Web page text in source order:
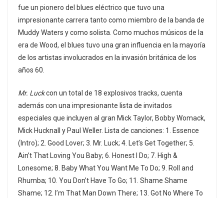
fue un pionero del blues eléctrico que tuvo una
impresionante carrera tanto como miembro de la banda de
Muddy Waters y como solista. Como muchos músicos de la
era de Wood, el blues tuvo una gran influencia en la mayoría
de los artistas involucrados en la invasión británica de los
años 60.
Mr. Luckcon un total de 18 explosivos tracks, cuenta
además con una impresionante lista de invitados
especiales que incluyen al gran Mick Taylor, Bobby Womack,
Mick Hucknall y Paul Weller. Lista de canciones: 1. Essence
(Intro); 2. Good Lover; 3. Mr. Luck; 4. Let’s Get Together; 5.
Ain’t That Loving You Baby; 6. Honest I Do; 7. High &
Lonesome; 8. Baby What You Want Me To Do; 9. Roll and
Rhumba; 10. You Don’t Have To Go; 11. Shame Shame
Shame; 12. I’m That Man Down There; 13. Got No Where To